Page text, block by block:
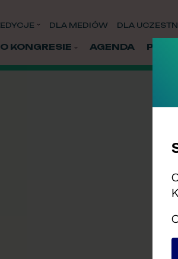
EDYCJE DLA MEDIÓW DLA
O KONGRESIE AGENDA